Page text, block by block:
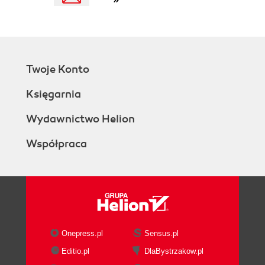
Move Faster with Tab Completion
Make a Big Filesystem Feel Smaller with
Organize Your Home Directory for Fast
Toggle Among Many Directories with
Push a directory onto the stack
View a directory stack
Pop a directory from the stack
Twoje Konto
Księgarnia
Wydawnictwo Helion
Współpraca
Onepress.pl
Sensus.pl
Editio.pl
DlaBystrzakow.pl